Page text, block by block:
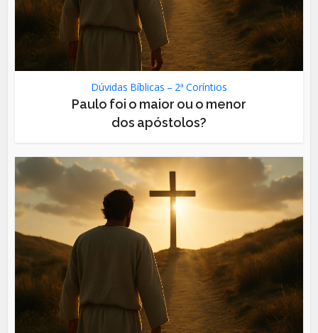
Dúvidas Bíblicas – 2ª Coríntios
Paulo foi o maior ou o menor
dos apóstolos?